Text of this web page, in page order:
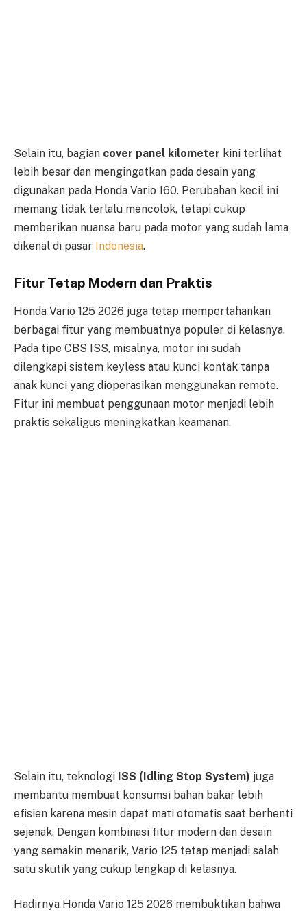
Selain itu, bagian cover panel kilometer kini terlihat
lebih besar dan mengingatkan pada desain yang
digunakan pada Honda Vario 160. Perubahan kecil ini
memang tidak terlalu mencolok, tetapi cukup
memberikan nuansa baru pada motor yang sudah lama
dikenal di pasar Indonesia.
Fitur Tetap Modern dan Praktis
Honda Vario 125 2026 juga tetap mempertahankan
berbagai fitur yang membuatnya populer di kelasnya.
Pada tipe CBS ISS, misalnya, motor ini sudah
dilengkapi sistem keyless atau kunci kontak tanpa
anak kunci yang dioperasikan menggunakan remote.
Fitur ini membuat penggunaan motor menjadi lebih
praktis sekaligus meningkatkan keamanan.
Selain itu, teknologi ISS (Idling Stop System) juga
membantu membuat konsumsi bahan bakar lebih
efisien karena mesin dapat mati otomatis saat berhenti
sejenak. Dengan kombinasi fitur modern dan desain
yang semakin menarik, Vario 125 tetap menjadi salah
satu skutik yang cukup lengkap di kelasnya.
Hadirnya Honda Vario 125 2026 membuktikan bahwa